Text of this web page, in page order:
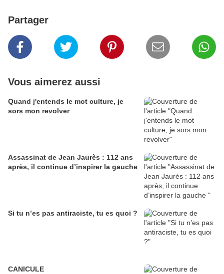
Partager
Vous aimerez aussi
Quand j'entends le mot culture, je
sors mon revolver
Assassinat de Jean Jaurès : 112 ans
après, il continue d’inspirer la gauche
Si tu n’es pas antiraciste, tu es quoi ?
CANICULE